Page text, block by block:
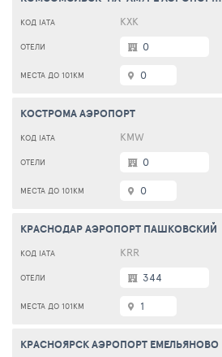
KXK
0
0
КОСТРОМА АЭРОПОРТ
KMW
0
0
КРАСНОДАР АЭРОПОРТ ПАШКОВСКИЙ
KRR
344
1
КРАСНОЯРСК АЭРОПОРТ ЕМЕЛЬЯНОВО